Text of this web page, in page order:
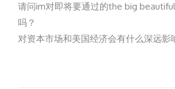
请问im对即将要通过的the big
吗？
对资本市场和美国经济会有什么深远影